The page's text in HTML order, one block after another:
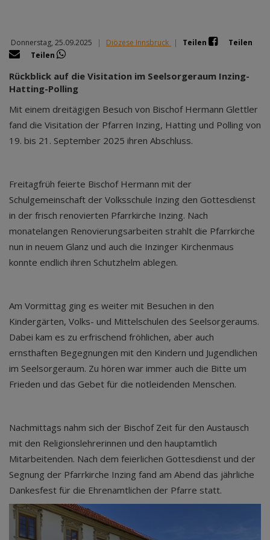
Donnerstag, 25.09.2025 | Diözese Innsbruck | Teilen
Teilen
Teilen
Rückblick auf die Visitation im Seelsorgeraum Inzing-
Hatting-Polling
Mit einem dreitägigen Besuch von Bischof Hermann Glettler
fand die Visitation der Pfarren Inzing, Hatting und Polling von
19. bis 21. September 2025 ihren Abschluss.
Freitagfrüh feierte Bischof Hermann mit der
Schulgemeinschaft der Volksschule Inzing den Gottesdienst
in der frisch renovierten Pfarrkirche Inzing. Nach
monatelangen Renovierungsarbeiten strahlt die Pfarrkirche
nun in neuem Glanz und auch die Inzinger Kirchenmaus
konnte endlich ihren Schutzhelm ablegen.
Am Vormittag ging es weiter mit Besuchen in den
Kindergärten, Volks- und Mittelschulen des Seelsorgeraums.
Dabei kam es zu erfrischend fröhlichen, aber auch
ernsthaften Begegnungen mit den Kindern und Jugendlichen
im Seelsorgeraum. Zu hören war immer auch die Bitte um
Frieden und das Gebet für die notleidenden Menschen.
Nachmittags nahm sich der Bischof Zeit für den Austausch
mit den Religionslehrerinnen und den hauptamtlich
Mitarbeitenden. Nach dem feierlichen Gottesdienst und der
Segnung der Pfarrkirche Inzing fand am Abend das jährliche
Dankesfest für die Ehrenamtlichen der Pfarre statt.